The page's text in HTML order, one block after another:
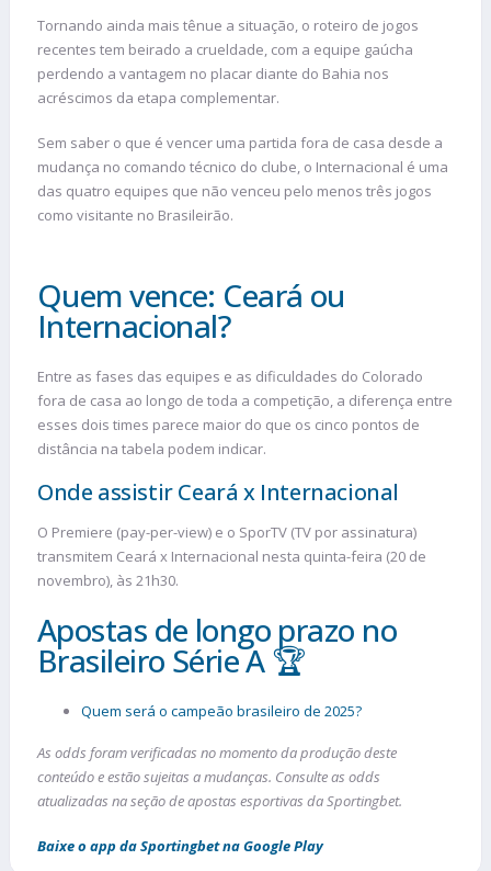
Tornando ainda mais tênue a situação, o roteiro de jogos
recentes tem beirado a crueldade, com a equipe gaúcha
perdendo a vantagem no placar diante do Bahia nos
acréscimos da etapa complementar.
Sem saber o que é vencer uma partida fora de casa desde a
mudança no comando técnico do clube, o Internacional é uma
das quatro equipes que não venceu pelo menos três jogos
como visitante no Brasileirão.
Quem vence: Ceará ou
Internacional?
Entre as fases das equipes e as dificuldades do Colorado
fora de casa ao longo de toda a competição, a diferença entre
esses dois times parece maior do que os cinco pontos de
distância na tabela podem indicar.
Onde assistir Ceará x Internacional
O Premiere (pay-per-view) e o SporTV (TV por assinatura)
transmitem Ceará x Internacional nesta quinta-feira (20 de
novembro), às 21h30.
Apostas de longo prazo no
Brasileiro Série A 🏆
Quem será o campeão brasileiro de 2025?
As odds foram verificadas no momento da produção deste
conteúdo e estão sujeitas a mudanças. Consulte as odds
atualizadas na seção de apostas esportivas da Sportingbet.
Baixe o app da Sportingbet na Google Play